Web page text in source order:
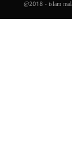
@2018 - islam